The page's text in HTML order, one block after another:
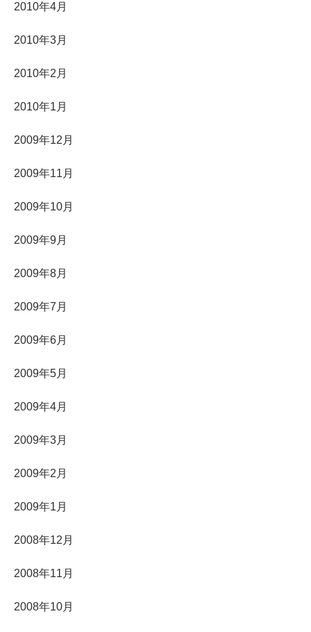
2010年4月
2010年3月
2010年2月
2010年1月
2009年12月
2009年11月
2009年10月
2009年9月
2009年8月
2009年7月
2009年6月
2009年5月
2009年4月
2009年3月
2009年2月
2009年1月
2008年12月
2008年11月
2008年10月